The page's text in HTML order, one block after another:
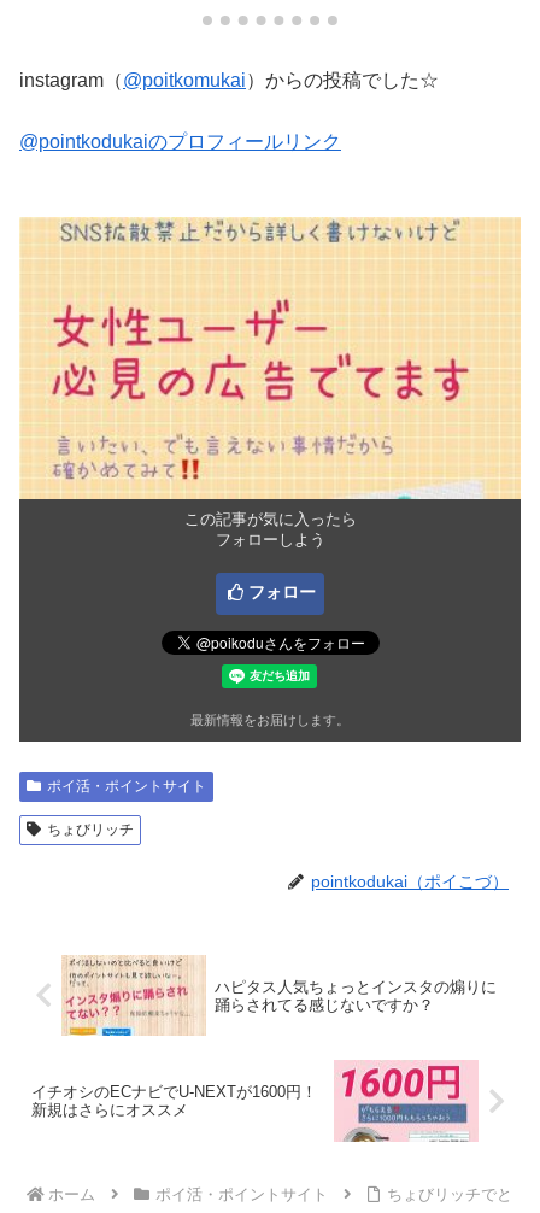
instagram（@poitkomukai）からの投稿でした☆
@pointkodukaiのプロフィールリンク
この記事が気に入ったら
フォローしよう
フォロー
最新情報をお届けします。
ポイ活・ポイントサイト
ちょびリッチ
pointkodukai（ポイこづ）
ハピタス人気ちょっとインスタの煽りに
踊らされてる感じないですか？
イチオシのECナビでU-NEXTが1600円！
新規はさらにオススメ
ホーム ポイ活・ポイントサイト ちょびリッチでと